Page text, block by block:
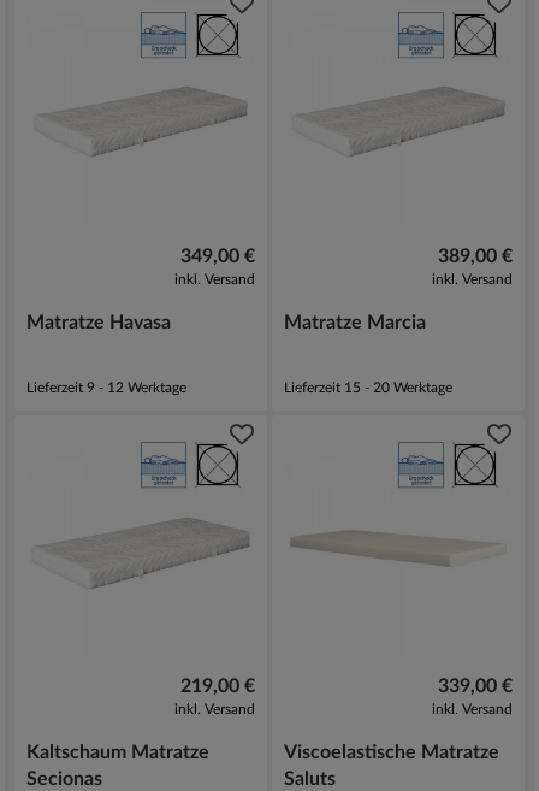
349,00 €
inkl. Versand
Matratze Havasa
Lieferzeit 9 - 12 Werktage
389,00 €
inkl. Versand
Matratze Marcia
Lieferzeit 15 - 20 Werktage
219,00 €
inkl. Versand
Kaltschaum Matratze
Secionas
339,00 €
inkl. Versand
Viscoelastische Matratze
Saluts